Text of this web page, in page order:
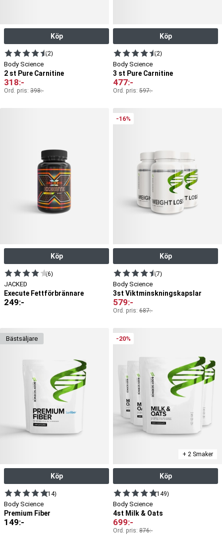
Köp
(2)
Body Science
2 st Pure Carnitine
318:-
Ord. pris: 398:-
Köp
(2)
Body Science
3 st Pure Carnitine
477:-
Ord. pris: 597:-
Köp
(6)
JACKED
Execute Fettförbrännare
249:-
-16%
Köp
(7)
Body Science
3st Viktminskningskapslar
579:-
Ord. pris: 687:-
bäst­säljare
Köp
(14)
Body Science
Premium Fiber
149:-
-20%
+ 2 Smaker
Köp
(149)
Body Science
4st Milk & Oats
699:-
Ord. pris: 876:-